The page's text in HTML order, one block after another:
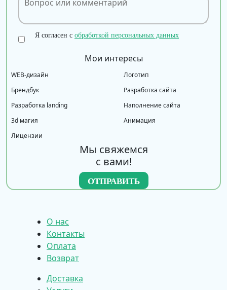
Я согласен с обработкой персональных данных
Мои интересы
WEB-дизайн
Логотип
Брендбук
Разработка сайта
Разработка landing
Наполнение сайта
3d магия
Анимация
Лицензии
Мы свяжемся
с вами!
О нас
Контакты
Оплата
Возврат
Доставка